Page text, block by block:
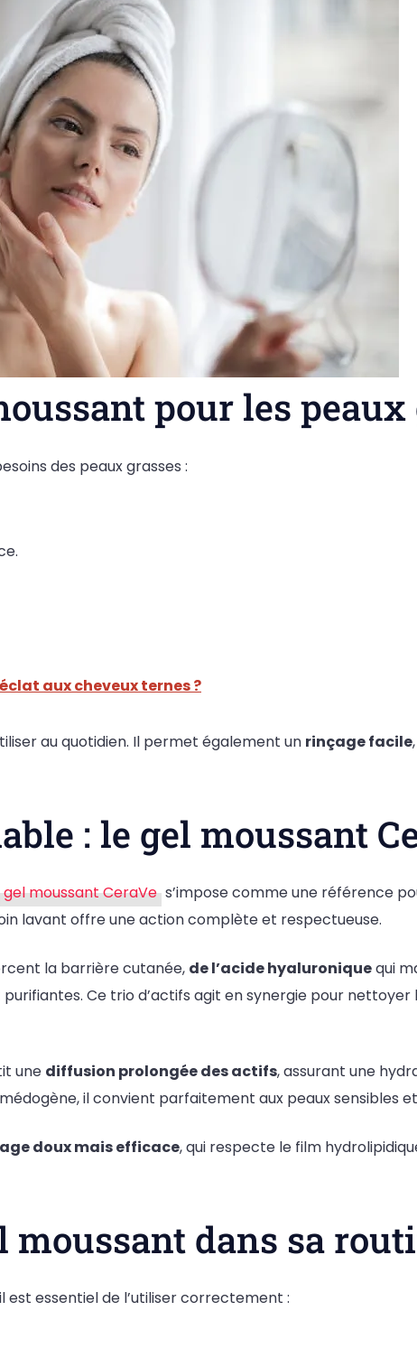
pour les peaux
des peaux grasses :
aux cheveux ternes ?
au quotidien. Il permet également un rinçage facile
: le gel moussant
gel moussant CeraVe s’impose comme une référence
lavant offre une action complète et respectueuse.
la barrière cutanée, de l’acide hyaluroniquequi
Ce trio d’actifs agit en synergie pour nettoyer
une diffusion prolongée des actifs, assurant une
il convient parfaitement aux peaux sensibles
doux mais efficace, qui respecte le film
dans sa
est essentiel de l’utiliser correctement :